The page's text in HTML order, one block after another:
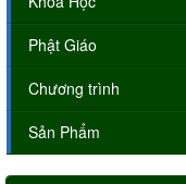
Phật Giáo
Chương trình
Sản Phẩm